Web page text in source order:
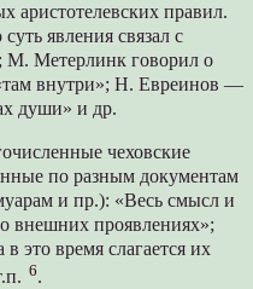
правил.
явления связал с
М. Метерлинк говорил о
«там внутри»; Н. Евреинов —
души» и др.
чеховские
по разным документам
и пр.): «Весь смысл и
внешних проявлениях»;
это время слагается их
6.